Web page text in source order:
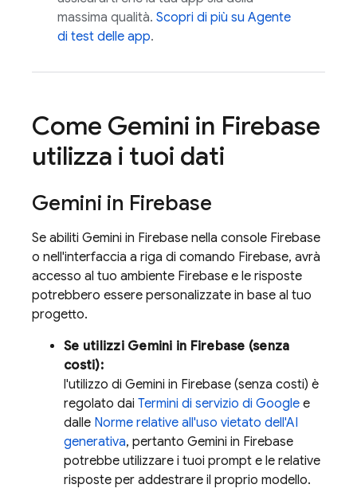
massima qualità. Scopri di più su Agente
di test delle app.
Come Gemini in Firebase
utilizza i tuoi dati
Gemini in Firebase
Se abiliti Gemini in Firebase nella console Firebase
o nell'interfaccia a riga di comando Firebase, avrà
accesso al tuo ambiente Firebase e le risposte
potrebbero essere personalizzate in base al tuo
progetto.
Se utilizzi Gemini in Firebase (senza
costi):
l'utilizzo di Gemini in Firebase (senza costi) è
regolato dai Termini di servizio di Google e
dalle Norme relative all'uso vietato dell'AI
generativa, pertanto Gemini in Firebase
potrebbe utilizzare i tuoi prompt e le relative
risposte per addestrare il proprio modello.